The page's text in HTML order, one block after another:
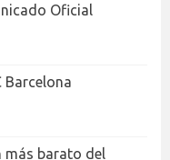
Oficial
Barcelona
más barato del